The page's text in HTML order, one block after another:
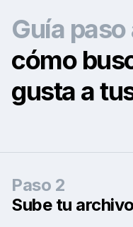
Guía paso
cómo
gusta a
Paso 2
Sube tu